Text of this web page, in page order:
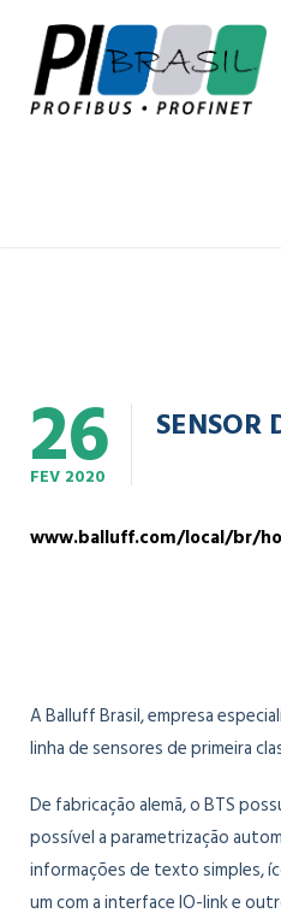
26
FEV 2020
www.balluff.com/local/br/
A Balluff Brasil, empresa
linha de sensores de primeira
De fabricação alemã, o BTS
possível a parametrização
informações de texto simples,
um com a interface IO-link e